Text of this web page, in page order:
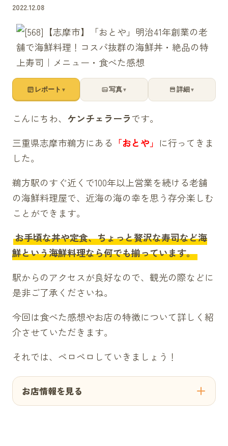
2022.12.08
レポート ▼ 写真▼ 詳細 ▼
こんにちわ、 ケンチェラーラです。
三重県志摩市鵜方にある 「おとや」 に行ってきま
した。
鵜方駅のすぐ近くで100年以上営業を続ける老舗
の海鮮料理屋で、近海の海の幸を思う存分楽しむ
ことができます。
お手頃な丼や定食、ちょっと贅沢な寿司など海
鮮という海鮮料理なら何でも揃っています。
駅からのアクセスが良好なので、観光の際などに
是非ご了承くださいね。
今回は食べた感想やお店の特徴について詳しく紹
介させていただきます。
それでは、ペロペロしていきましょう！
お店情報を見る